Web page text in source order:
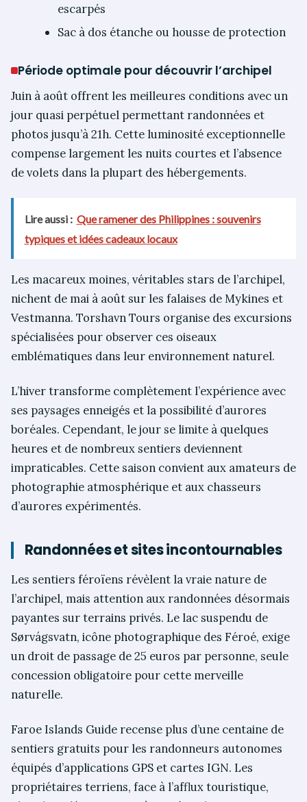
escarpés
Sac à dos étanche ou housse de protection
Période optimale pour découvrir l’archipel
Juin à août offrent les meilleures conditions avec un
jour quasi perpétuel permettant randonnées et
photos jusqu’à 21h. Cette luminosité exceptionnelle
compense largement les nuits courtes et l’absence
de volets dans la plupart des hébergements.
Lire aussi : Que ramener des Philippines : souvenirs
typiques et idées cadeaux locaux
Les macareux moines, véritables stars de l’archipel,
nichent de mai à août sur les falaises de Mykines et
Vestmanna. Torshavn Tours organise des excursions
spécialisées pour observer ces oiseaux
emblématiques dans leur environnement naturel.
L’hiver transforme complètement l’expérience avec
ses paysages enneigés et la possibilité d’aurores
boréales. Cependant, le jour se limite à quelques
heures et de nombreux sentiers deviennent
impraticables. Cette saison convient aux amateurs de
photographie atmosphérique et aux chasseurs
d’aurores expérimentés.
Randonnées et sites incontournables
Les sentiers féroïens révèlent la vraie nature de
l’archipel, mais attention aux randonnées désormais
payantes sur terrains privés. Le lac suspendu de
Sørvágsvatn, icône photographique des Féroé, exige
un droit de passage de 25 euros par personne, seule
concession obligatoire pour cette merveille
naturelle.
Faroe Islands Guide recense plus d’une centaine de
sentiers gratuits pour les randonneurs autonomes
équipés d’applications GPS et cartes IGN. Les
propriétaires terriens, face à l’afflux touristique,